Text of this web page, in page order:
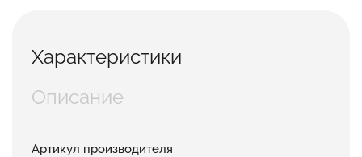
Характеристики
Описание
Артикул производителя